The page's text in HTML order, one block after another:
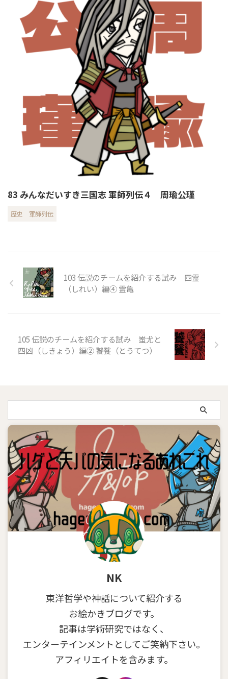
83 みんなだいすき三国志 軍師列伝４ 周瑜公瑾
歴史 軍師列伝
103 伝説のチームを紹介する試み 四霊
（しれい）編④ 霊亀
105 伝説のチームを紹介する試み 蚩尤と
四凶（しきょう）編② 饕餮（とうてつ）
NK
東洋哲学や神話について紹介する
お絵かきブログです。
記事は学術研究ではなく、
エンターテインメントとしてご笑納下さい。
アフィリエイトを含みます。